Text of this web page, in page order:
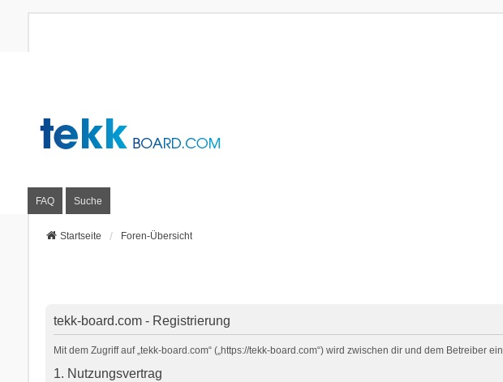
FAQ Suche
Startseite Foren-Übersicht
tekk-board.com - Registrierung
Mit dem Zugriff auf „tekk-board.com“ („https://tekk-board.com“) wird zwischen dir und dem Betreiber
1. Nutzungsvertrag